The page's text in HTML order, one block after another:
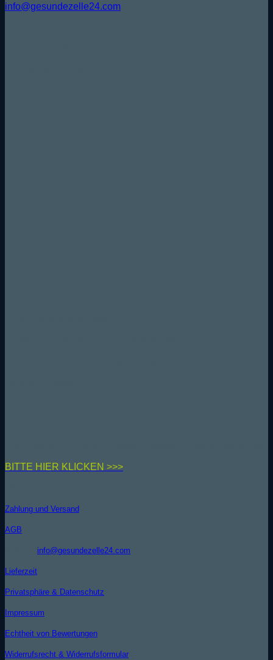
info@gesundezelle24.com
BITTE HIER KLICKEN >>>
Zahlung und Versand
AGB
info@gesundezelle24.com
Lieferzeit
Privatsphäre & Datenschutz
Impressum
Echtheit von Bewertungen
Widerrufsrecht & Widerrufsformular